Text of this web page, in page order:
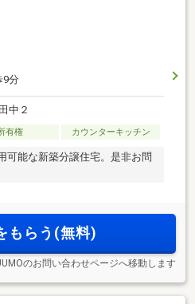
9分
中２
有権 カウンターキッチン
可能な新築分譲住宅。是非お問
もらう(無料)
のお問い合わせページへ移動します